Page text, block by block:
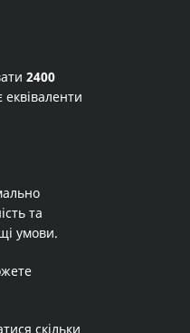
2400
та
умови.
скільки